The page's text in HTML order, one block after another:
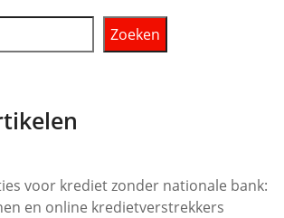
Zoeken
voor krediet zonder nationale bank:
en online kredietverstrekkers